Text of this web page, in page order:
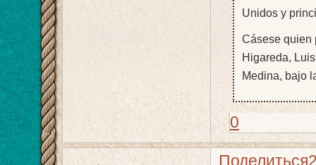
Unidos y
Cásese quien
Higareda,
Medina, bajo
0
Поделиться